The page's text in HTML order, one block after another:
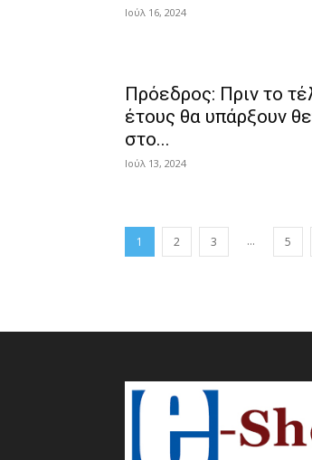
Ιούλ 16, 2024
Πρόεδρος: Πριν το
έτους θα υπάρξουν
στο...
Ιούλ 13, 2024
1 2 3 ... 5